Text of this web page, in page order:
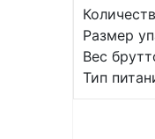
Размер
Вес
Тип